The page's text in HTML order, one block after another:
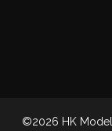
©2026 HK